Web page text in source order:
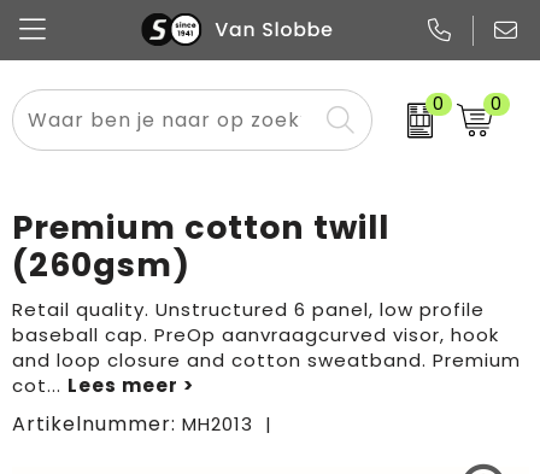
0 0
Alle categorieën
Snoep
Promo
Pennen
Notitieboekjes
Papier
Flessen
Glazen en karaffen
Merken
Meest gekozen
Sportkleding
Overig textiel
Boodschappen- en draagtassen
Sport & vrije tijd
Rugzakken
Premium cotton twill
(260gsm)
Retail quality. Unstructured 6 panel, low profile
baseball cap. PreOp aanvraagcurved visor, hook
and loop closure and cotton sweatband. Premium
cot...
Artikelnummer: MH2013